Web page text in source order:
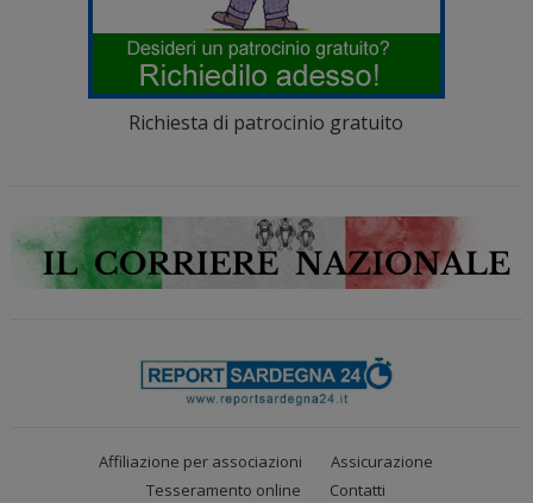
Richiesta di patrocinio gratuito
Affiliazione per associazioni
Assicurazione
Tesseramento online
Contatti